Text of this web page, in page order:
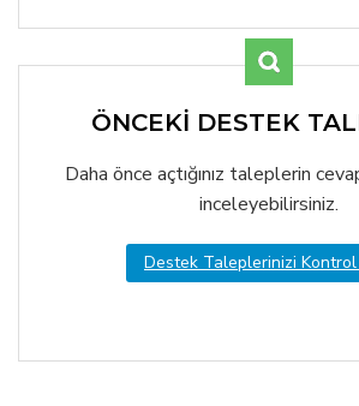
ÖNCEKİ DESTEK
Daha önce açtığınız taleplerin
inceleyebilirsiniz.
Destek Taleplerinizi Kontrol